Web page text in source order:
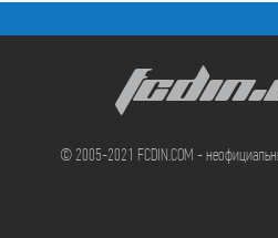
© 2005-2021 FCDIN.COM -